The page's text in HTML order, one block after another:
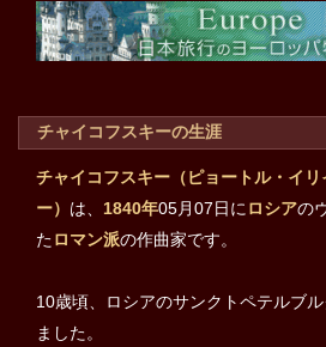
チャイコフスキーの生涯
チャイコフスキー（ピョートル・イ
ー） は、 1840年05月07日に ロシアの
たロマン派の作曲家です。
10歳頃、ロシアのサンクトペテルブ
ました。